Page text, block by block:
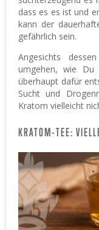
dass es es ist und
kann der
gefährlich sein.
Angesichts
umgehen, wie Du
überhaupt dafür
Sucht und
Kratom vielleicht
KRATOM-TEE: